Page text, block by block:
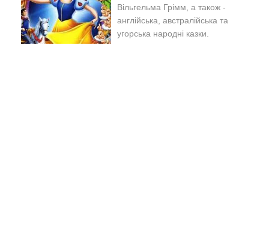
Вільгельма Грімм, а також -
англійська, австралійська та
угорська народні казки.